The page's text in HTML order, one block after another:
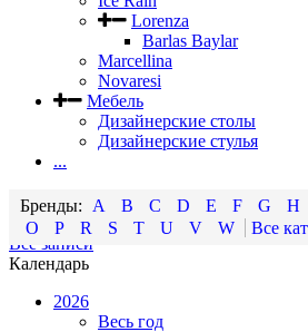
Lorenza
Barlas Baylar
Marcellina
Novaresi
Мебель
Дизайнерские столы
Дизайнерские стулья
...
A B C D E F G H
O
P R S T U V W
Все
Все записи
Календарь
2026
Весь год